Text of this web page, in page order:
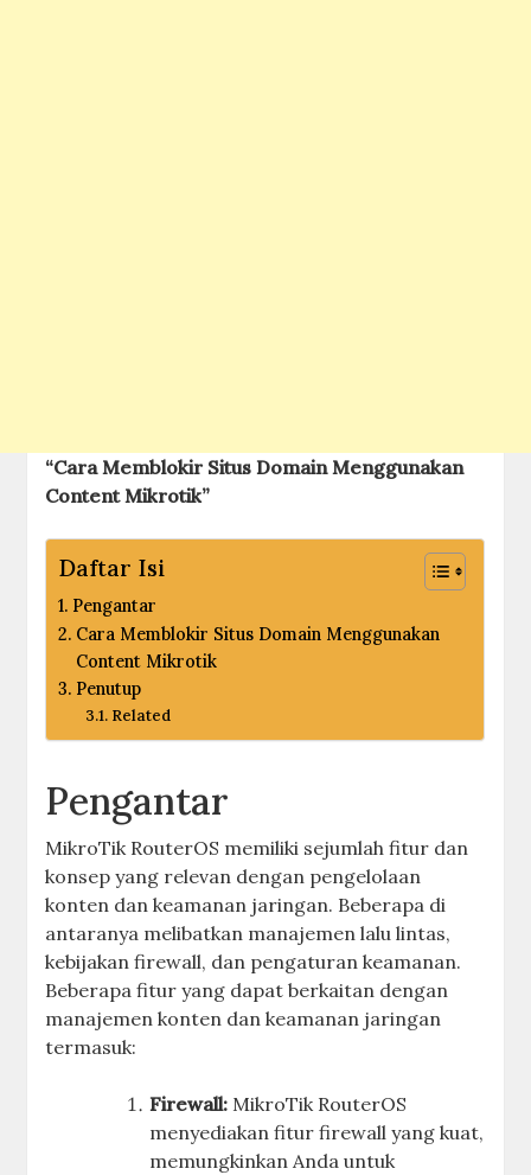
“Cara Memblokir Situs Domain Menggunakan
Content Mikrotik”
Daftar Isi
Pengantar
Cara Memblokir Situs Domain Menggunakan
Content Mikrotik
Penutup
Related
Pengantar
MikroTik RouterOS memiliki sejumlah fitur dan
konsep yang relevan dengan pengelolaan
konten dan keamanan jaringan. Beberapa di
antaranya melibatkan manajemen lalu lintas,
kebijakan firewall, dan pengaturan keamanan.
Beberapa fitur yang dapat berkaitan dengan
manajemen konten dan keamanan jaringan
termasuk:
Firewall: MikroTik RouterOS
menyediakan fitur firewall yang kuat,
memungkinkan Anda untuk